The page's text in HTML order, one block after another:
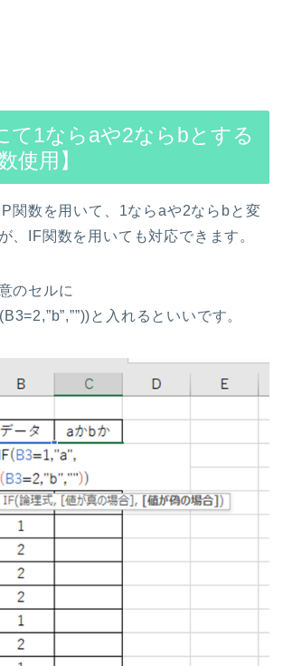
て1ならaや2ならbとする
使用】
関数を用いて、1ならaや2ならbと変
、IF関数を用いても対応できます。
のセルに
と入れるといいです。